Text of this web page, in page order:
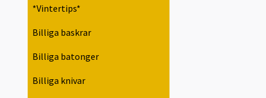
*Vintertips*
Billiga baskrar
Billiga batonger
Billiga knivar